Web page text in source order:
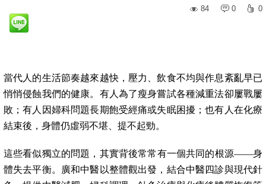
84
0 0
當代人的生活節奏越來越快，壓力、飲食不均與作息紊亂早已
悄悄侵蝕我們的健康。有人為了瘦身嘗試各種減重法卻屢戰屢
敗；有人因婦科問題長期飽受經痛或失眠困擾；也有人在化療
結束後，身體仍虛弱不堪、提不起勁。
這些看似獨立的問題，其實背後常常有一個共同的根源——身
體失去平衡。廣和中醫以整體觀出發，結合中醫四診與現代針